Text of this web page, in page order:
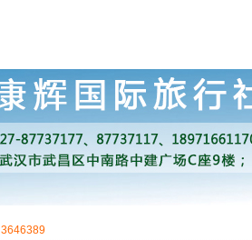
3646389